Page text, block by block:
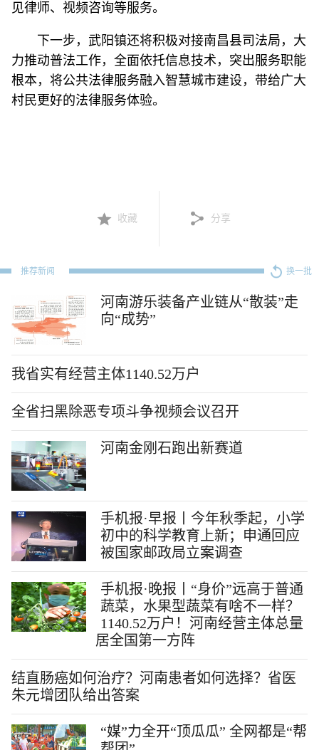
见律师、视频咨询等服务。
下一步，武阳镇还将积极对接南昌县司法局，大
力推动普法工作，全面依托信息技术，突出服务职能
根本，将公共法律服务融入智慧城市建设，带给广大
村民更好的法律服务体验。
收藏 分享
推荐新闻 换一批
河南游乐装备产业链从“散装”走
向“成势”
我省实有经营主体1140.52万户
全省扫黑除恶专项斗争视频会议召开
河南金刚石跑出新赛道
手机报·早报丨今年秋季起，小学
初中的科学教育上新；申通回应
被国家邮政局立案调查
手机报·晚报丨“身价”远高于普通
蔬菜，水果型蔬菜有啥不一样？
1140.52万户！河南经营主体总量
居全国第一方阵
结直肠癌如何治疗？河南患者如何选择？省医
朱元增团队给出答案
“媒”力全开“顶瓜瓜” 全网都是“帮